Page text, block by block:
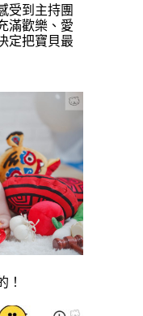
受到主持團
滿歡樂、愛
定把寶貝最
！